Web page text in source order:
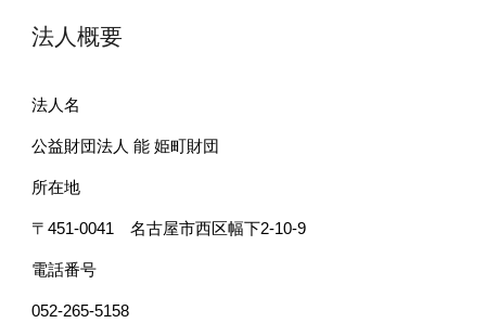
法人概要
法人名
公益財団法人 能 姫町財団
所在地
〒451-0041 名古屋市西区幅下2-10-9
電話番号
052-265-5158